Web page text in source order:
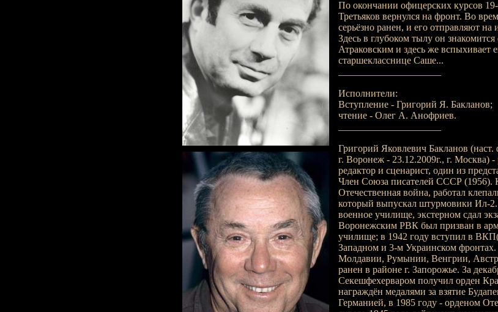
По окончании офицерских курсов
Третьяков вернулся на фронт. Во
серьёзно ранен, и его отправляют на
Здесь в глубоком тылу он
Атраковским и здесь же вспыхивает
старшекласснице Саше...
Исполнители:
Вступление - Григорий Я. Бакланов;
чтение - Олег А. Анофриев.
Григорий Яковлевич Бакланов
г. Воронеж - 23.12.2009г., г. Москва) -
редактор и сценарист, один из
Член Союза писателей СССР (1956).
Отечественная война, работал
который выпускал штурмовики Ил-2.
военное училище, экстерном сдал
Воронежским РВК был призван в
училище; в 1942 году вступил в
Западном и 3-м Украинском
Молдавии, Румынии, Венгрии,
ранен в районе г. Запорожье. За
Секешфехерваром получил орден
награждён медалями за взятие
Германией, в 1985 году - орденом